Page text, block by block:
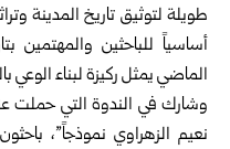
طويلة لتوثيق تاريخ المدينة
أساسياً للباحثين
الماضي يمثل ركيزة لبناء الوعي
وشارك في الندوة التي حملت
نعيم الزهراوي نموذجاً”،